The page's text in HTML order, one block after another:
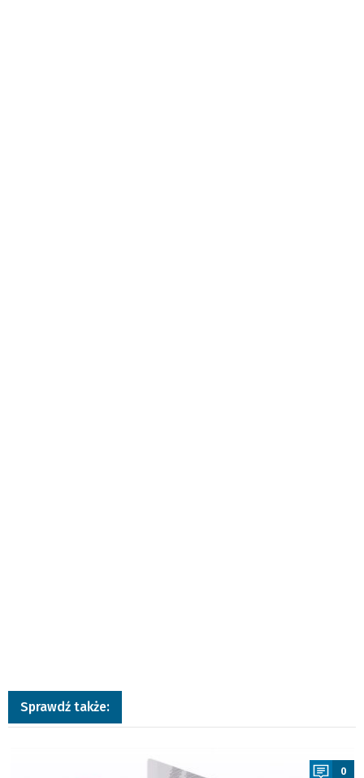
Sprawdź także:
0